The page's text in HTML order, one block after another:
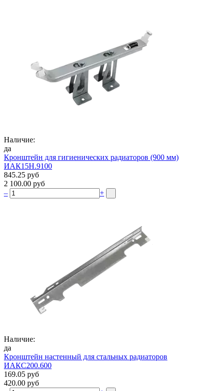
Наличие:
да
Кронштейн для гигиенических радиаторов (900 мм)
ИАК15Н.9100
845.25 руб
2 100.00 руб
–
+
Наличие:
да
Кронштейн настенный для стальных радиаторов
ИАКС200.600
169.05 руб
420.00 руб